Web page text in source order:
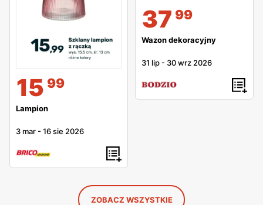
15 99
Lampion
3 mar -16 sie 2026
37 99
Wazon dekoracyjny
31 lip - 30 wrz 2026
ZOBACZ WSZYSTKIE